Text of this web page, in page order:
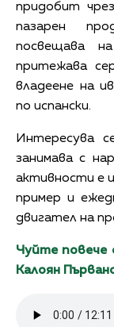
придобит
пазарен
посвещава
притежава
владеене на
по испански.
Интересува
занимава с
активности е
пример и
двигател на
Чуйте
Калоян